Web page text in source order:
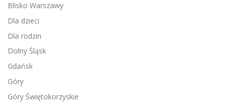
Blisko Warszawy
Dla dzieci
Dla rodzin
Dolny Śląsk
Gdańsk
Góry
Góry Świętokorzyskie